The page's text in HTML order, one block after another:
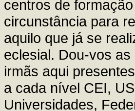
centros de
circunstância para
aquilo que já se
eclesial. Dou-vos
irmãs aqui
a cada nível CEI,
Universidades,